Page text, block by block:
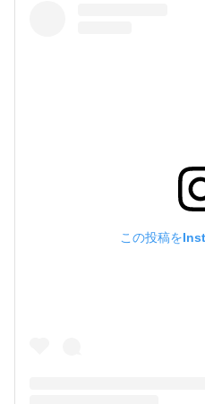
この投稿を